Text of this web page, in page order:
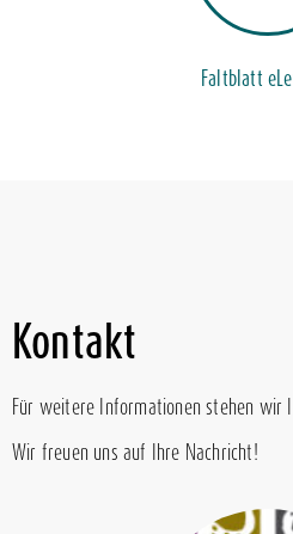
Faltblatt
Kontakt
Für weitere Informationen stehen wir
Wir freuen uns auf Ihre Nachricht!